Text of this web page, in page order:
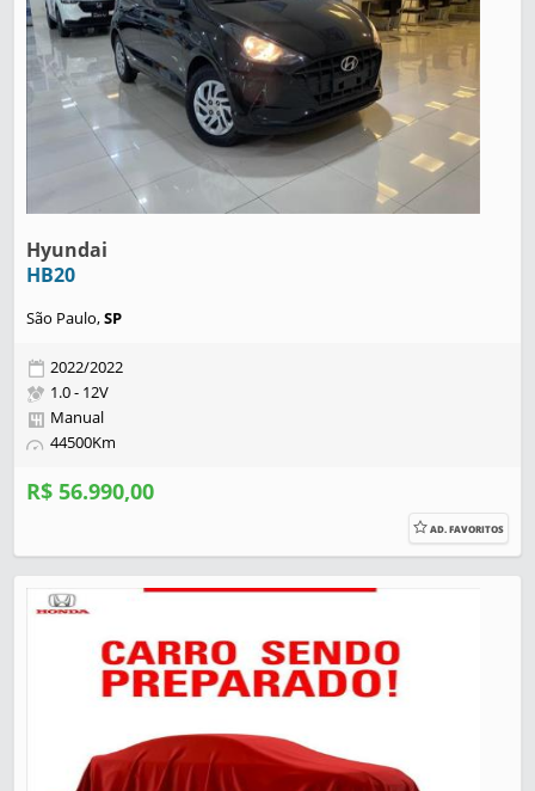
Hyundai
HB20
São Paulo,SP
2022/2022
1.0 - 12V
Manual
44500Km
R$ 56.990,00
AD. FAVORITOS